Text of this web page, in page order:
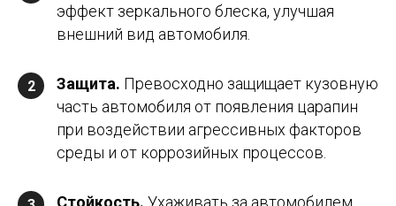
эффект зеркального блеска, улучшая
внешний вид автомобиля.
2 Защита. Превосходно защищает кузовную
часть автомобиля от появления царапин
при воздействии агрессивных факторов
среды и от коррозийных процессов.
Стойкость. Ухаживать за автомобилем